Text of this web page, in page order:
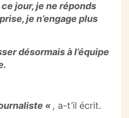
jour, je ne réponds
je n’engage plus
désormais à l’équipe
« , a-t’il écrit.